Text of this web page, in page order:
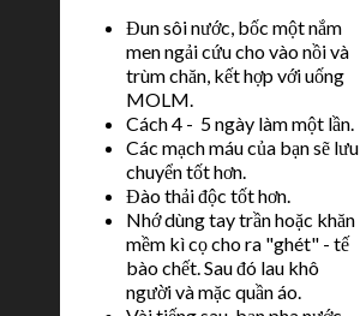
Đun sôi nước, bốc một nắm
men ngải cứu cho vào nồi và
trùm chăn, kết hợp với uống
MOLM.
Cách 4 - 5 ngày làm một lần.
Các mạch máu của bạn sẽ lưu
chuyển tốt hơn.
Đào thải độc tốt hơn.
Nhớ dùng tay trần hoặc khăn
mềm kì cọ cho ra "ghét" - tế
bào chết. Sau đó lau khô
người và mặc quần áo.